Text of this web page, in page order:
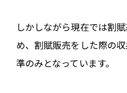
しかしながら現在では割
め、割賦販売をした際の
準のみとなっています。